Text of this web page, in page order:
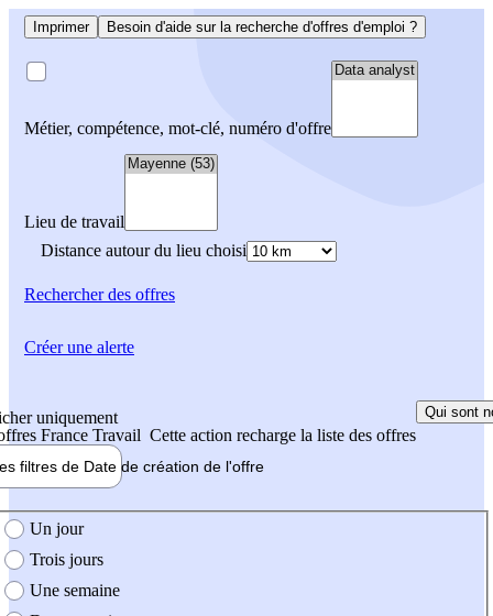
Imprimer Besoin d'aide sur la recherche d'offres d'emploi ?
Métier, compétence, mot-clé, numéro d'offre
Lieu de travail
Distance autour du lieu choisi
Rechercherdes offres
uniquement
France Travail Cette action recharge la liste des offres
Qui sont
filtres de Date de création de l'offre
création de l'offre
Un jour
Trois jours
Une semaine
Créer une alerte